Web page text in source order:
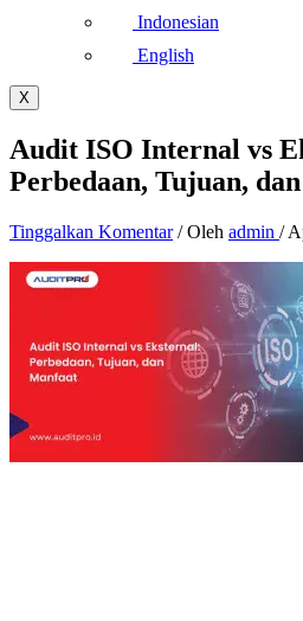
Indonesian
English
X
Audit ISO Internal vs
Perbedaan, Tujuan,
Tinggalkan Komentar / Oleh admin /